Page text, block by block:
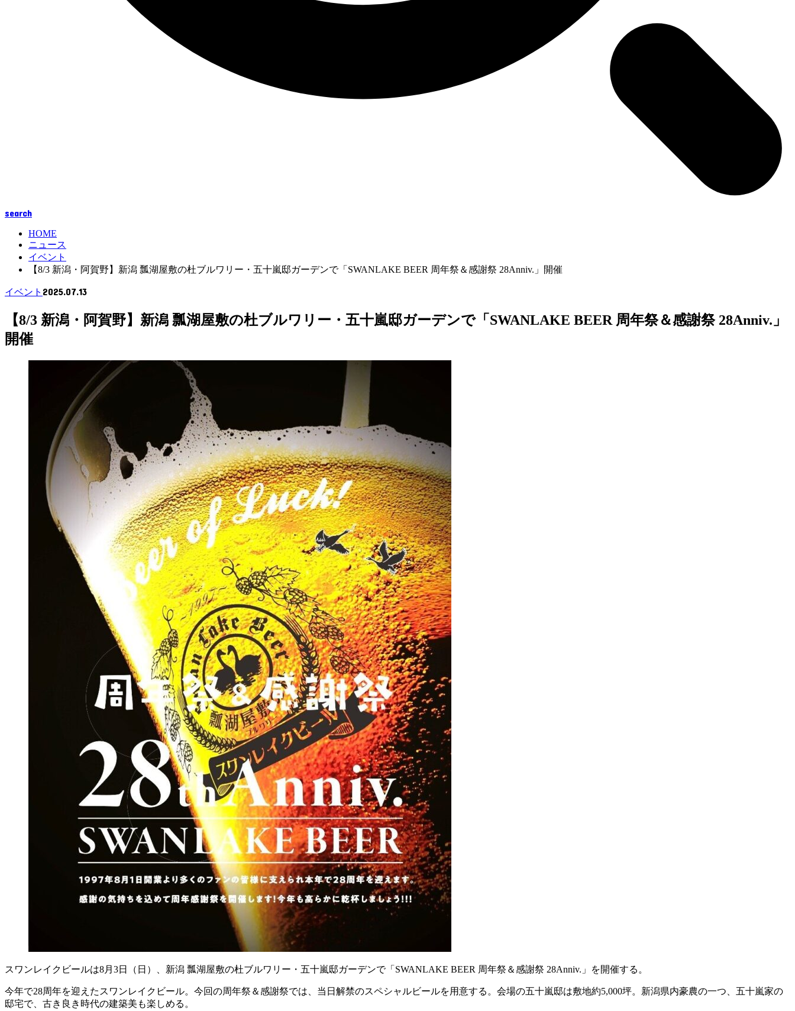
search
HOME
ニュース
イベント
【8/3 新潟・阿賀野】新潟 瓢湖屋敷の杜ブルワリー・五十嵐邸ガーデンで「SWANLAKE BEER 周年祭＆感謝祭 28Anniv.」開催
イベント 2025.07.13
【8/3 新潟・阿賀野】新潟 瓢湖屋敷の杜ブルワリー・五十嵐邸ガーデンで「SWANLAKE BEER 周年祭＆感謝祭 28Anniv.」
開催
スワンレイクビールは8月3日（日）、新潟 瓢湖屋敷の杜ブルワリー・五十嵐邸ガーデンで「SWANLAKE BEER 周年祭＆感謝祭 28Anniv.」を開催する。
今年で28周年を迎えたスワンレイクビール。今回の周年祭＆感謝祭では、当日解禁のスペシャルビールを用意する。会場の五十嵐邸は敷地約5,000坪。新潟県内豪農の一つ、五十嵐家の
邸宅で、古き良き時代の建築美も楽しめる。